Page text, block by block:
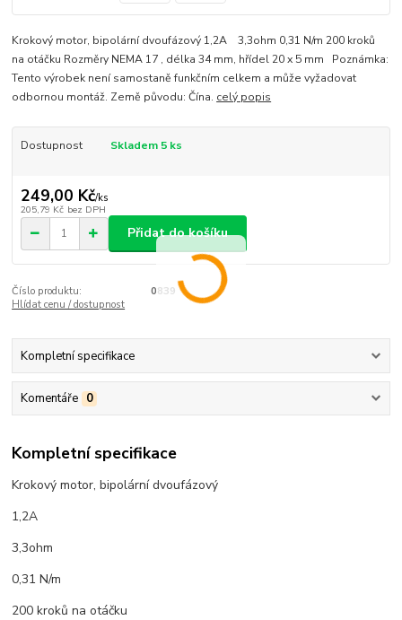
Krokový motor, bipolární dvoufázový 1,2A 3,3ohm 0,31 N/m 200 kroků
na otáčku Rozměry NEMA 17 , délka 34 mm, hřídel 20 x 5 mm Poznámka:
Tento výrobek není samostaně funkčním celkem a může vyžadovat
odbornou montáž. Země původu: Čína. celý popis
Dostupnost Skladem 5 ks
249,00 Kč/ks
205,79 Kč bez DPH
Přidat do košíku
Číslo produktu:
0839
Hlídat cenu / dostupnost
Kompletní specifikace
Komentáře 0
Kompletní specifikace
Krokový motor, bipolární dvoufázový
1,2A
3,3ohm
0,31 N/m
200 kroků na otáčku